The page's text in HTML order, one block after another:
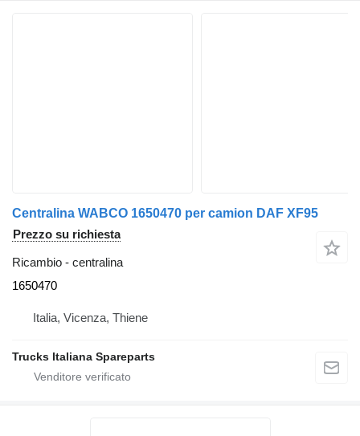
Centralina WABCO 1650470 per camion DAF XF95
Prezzo su richiesta
Ricambio - centralina
1650470
Italia, Vicenza, Thiene
Trucks Italiana Spareparts